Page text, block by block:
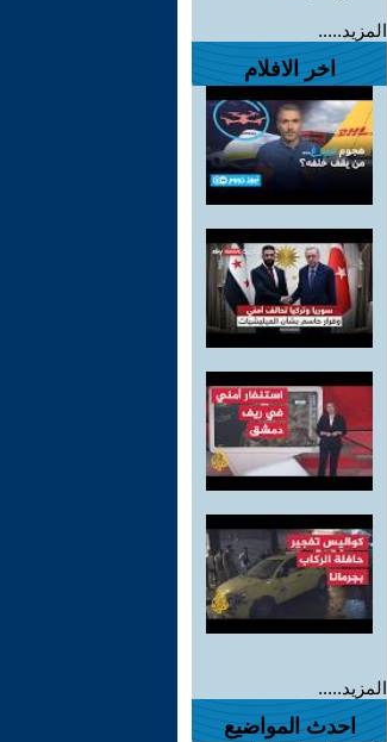
المزيد.....
اخر الافلام
المزيد.....
احدث المواضيع